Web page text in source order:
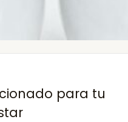
para tu